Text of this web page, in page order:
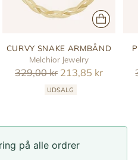
CURVY SNAKE ARMBÅND
Melchior Jewelry
Reguler
329,00 kr 213,85 kr
UDSALG
på alle ordrer